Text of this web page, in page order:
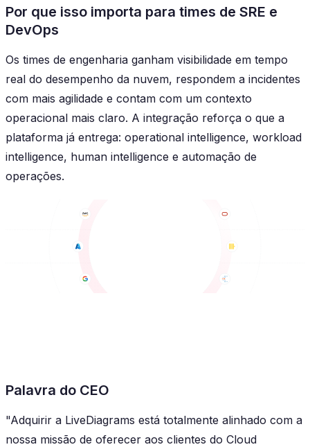
Por que isso importa para times de SRE e
DevOps
Os times de engenharia ganham visibilidade em tempo
real do desempenho da nuvem, respondem a incidentes
com mais agilidade e contam com um contexto
operacional mais claro. A integração reforça o que a
plataforma já entrega: operational intelligence, workload
intelligence, human intelligence e automação de
operações.
Palavra do CEO
"Adquirir a LiveDiagrams está totalmente alinhado com a
nossa missão de oferecer aos clientes do Cloud